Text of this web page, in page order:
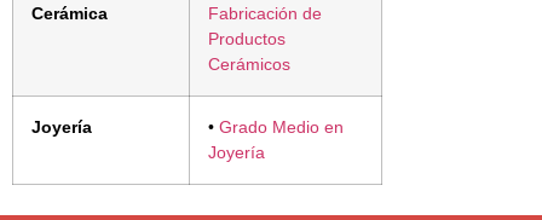
Cerámica
Fabricación de
Productos
Cerámicos
Joyería • Grado Medio en
Joyería